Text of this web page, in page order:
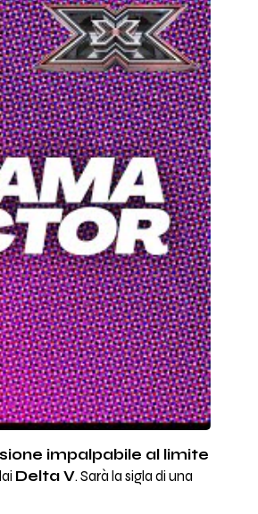
impalpabile al limite
Delta V. Sarà la sigla di una